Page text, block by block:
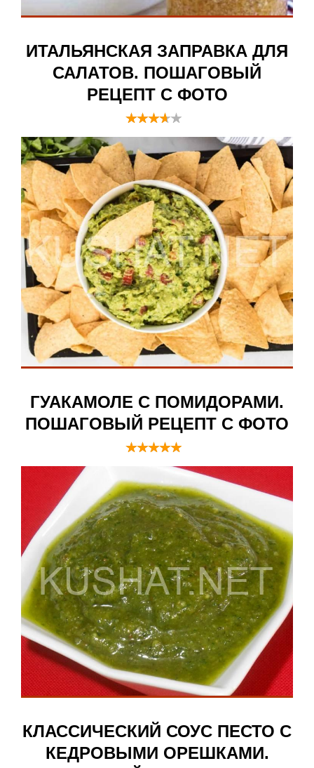
ИТАЛЬЯНСКАЯ ЗАПРАВКА ДЛЯ
САЛАТОВ. ПОШАГОВЫЙ
РЕЦЕПТ С ФОТО
ГУАКАМОЛЕ С ПОМИДОРАМИ.
ПОШАГОВЫЙ РЕЦЕПТ С ФОТО
КЛАССИЧЕСКИЙ СОУС ПЕСТО С
КЕДРОВЫМИ ОРЕШКАМИ.